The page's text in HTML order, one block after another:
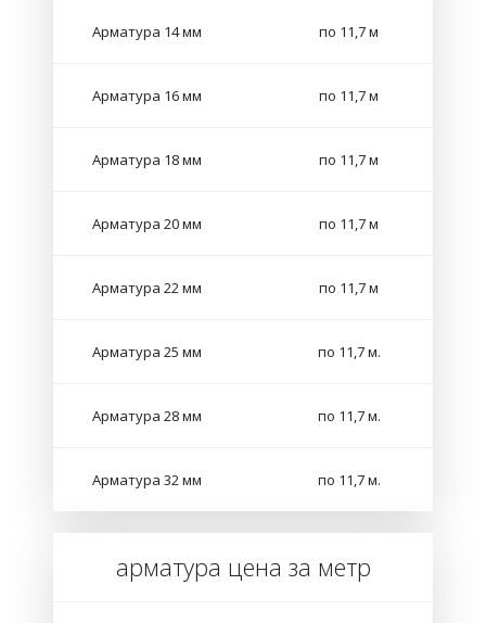
Арматура 14 мм по 11,7 м
Арматура 16 мм по 11,7 м
Арматура 18 мм по 11,7 м
Арматура 20 мм по 11,7 м
Арматура 22 мм по 11,7 м
Арматура 25 мм по 11,7 м.
Арматура 28 мм по 11,7 м.
Арматура 32 мм по 11,7 м.
арматура цена за метр